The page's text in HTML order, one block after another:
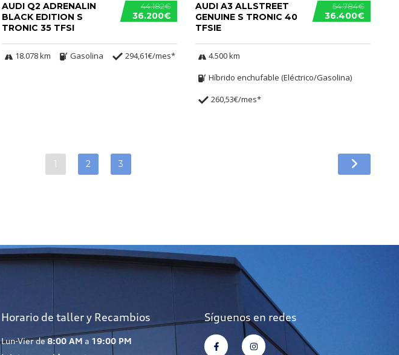
44.182€
36.200€
AUDI Q2 ADRENALIN
BLACK EDITION S
TRONIC 35 TFSI
18.078 km Gasolina 294,61€/mes*
54.784€
36.400€
AUDI A3 ALLSTREET
GENUINE S TRONIC 40
TFSIE
4.500 km
Híbrido enchufable (Eléctrico/Gasolina)
260,53€/mes*
1 2 3
Horario de taller y Recambios
Lun-Vier de8:00 AM a 19:00 PM
Síguenos en redes